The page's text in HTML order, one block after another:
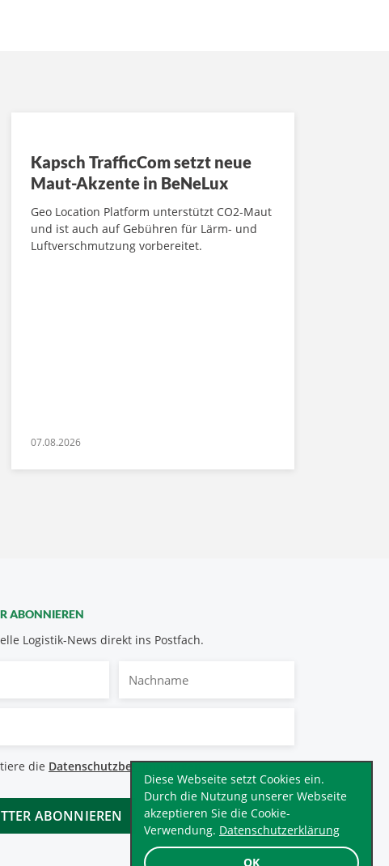
OK
Diese Webseite setzt Cookies ein.
Durch die Nutzung unserer Webseite
akzeptieren Sie die Cookie-
Verwendung. Datenschutzerklärung
Kapsch TrafficCom setzt neue
Maut-Akzente in BeNeLux
Geo Location Platform unterstützt CO2-Maut
und ist auch auf Gebühren für Lärm- und
Luftverschmutzung vorbereitet.
07.08.2026
ABONNIEREN
Logistik-News direkt ins Postfach.
die Datenschutzbestimmungen.*